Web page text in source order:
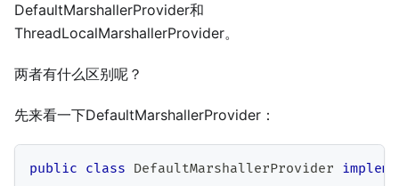
DefaultMarshallerProvider和
ThreadLocalMarshallerProvider。
两者有什么区别呢？
先来看一下DefaultMarshallerProvider：
public class DefaultMarshallerProvider